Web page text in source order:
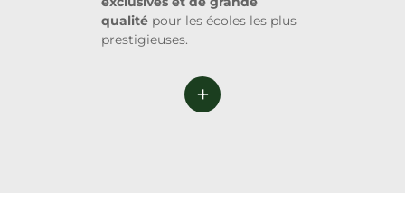
qualité pour les écoles les plus
prestigieuses.
+